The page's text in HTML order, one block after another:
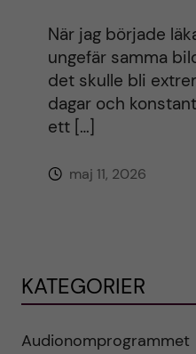
När jag började
ungefär samma
det skulle bli
dagar och
ett […]
maj 11, 2026
KATEGORIER
Audionomprogrammet